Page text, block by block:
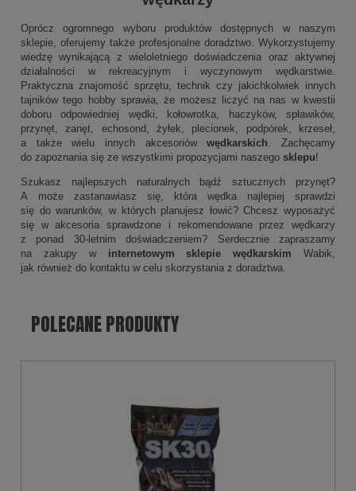
Oprócz ogromnego wyboru produktów dostępnych w naszym
sklepie, oferujemy także profesjonalne doradztwo. Wykorzystujemy
wiedzę wynikającą z wieloletniego doświadczenia oraz aktywnej
działalności w rekreacyjnym i wyczynowym wędkarstwie.
Praktyczna znajomość sprzętu, technik czy jakichkolwiek innych
tajników tego hobby sprawia, że możesz liczyć na nas w kwestii
doboru odpowiedniej wędki, kołowrotka, haczyków, spławików,
przynęt, zanęt, echosond, żyłek, plecionek, podpórek, krzeseł,
a także wielu innych akcesoriówwędkarskich . Zachęcamy
do zapoznania się ze wszystkimi propozycjami naszego sklepu!
Szukasz najlepszych naturalnych bądź sztucznych przynęt?
A może zastanawiasz się, która wędka najlepiej sprawdzi
się do warunków, w których planujesz łowić? Chcesz wyposażyć
się w akcesoria sprawdzone i rekomendowane przez wędkarzy
z ponad 30-letnim doświadczeniem? Serdecznie zapraszamy
na zakupy w internetowym sklepie wędkarskim Wabik,
jak również do kontaktu w celu skorzystania z doradztwa.
POLECANE PRODUKTY